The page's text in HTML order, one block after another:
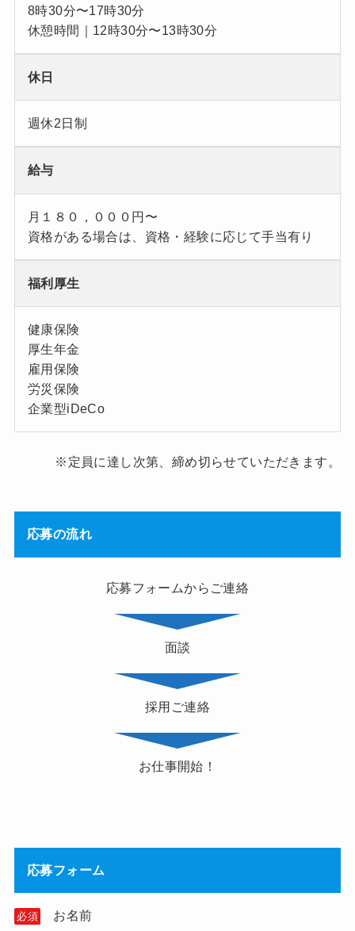
8時30分〜17時30分
休憩時間｜12時30分〜13時30分
休日
週休2日制
給与
月１８０，０００円〜
資格がある場合は、資格・経験に応じて手当有り
福利厚生
健康保険
厚生年金
雇用保険
労災保険
企業型iDeCo
※定員に達し次第、締め切らせていただきます。
応募の流れ
応募フォームからご連絡
面談
採用ご連絡
お仕事開始！
応募フォーム
必須 お名前